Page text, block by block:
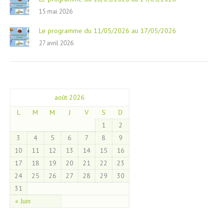
15 mai 2026
Le programme du 11/05/2026 au 17/05/2026
27 avril 2026
août 2026
L
M M J V S D
« Juin
1
2
3
4 5 6 7 8
9
10
11 12 13 14 15
16
17
18 19 20 21 22
23
24
25 26 27 28 29
30
31